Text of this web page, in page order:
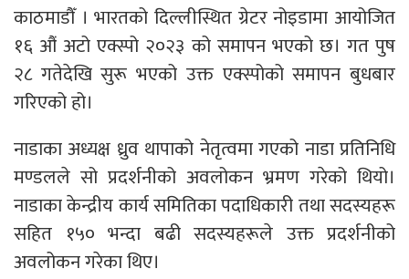
काठमाडौँ । भारतको दिल्लीस्थित ग्रेटर नोइडामा आयोजित
१६ औं अटो एक्स्पो २०२३ को समापन भएको छ। गत पुष
२८ गतेदेखि सुरू भएको उक्त एक्स्पोको समापन बुधबार
गरिएको हो।
नाडाका अध्यक्ष ध्रुव थापाको नेतृत्वमा गएको नाडा प्रतिनिधि
मण्डलले सो प्रदर्शनीको अवलोकन भ्रमण गरेको थियो।
नाडाका केन्द्रीय कार्य समितिका पदाधिकारी तथा सदस्यहरू
सहित १५० भन्दा बढी सदस्यहरूले उक्त प्रदर्शनीको
अवलोकन गरेका थिए।